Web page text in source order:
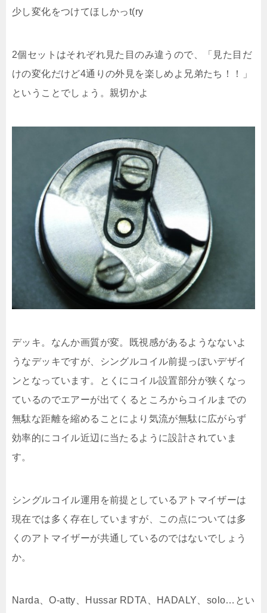
少し変化をつけてほしかっt(ry
2個セットはそれぞれ見た目のみ違うので、「見た目だ
けの変化だけど4通りの外見を楽しめよ兄弟たち！！」
ということでしょう。親切かよ
デッキ。なんか画質が変。既視感があるようなないよ
うなデッキですが、シングルコイル前提っぽいデザイ
ンとなっています。とくにコイル設置部分が狭くなっ
ているのでエアーが出てくるところからコイルまでの
無駄な距離を縮めることにより気流が無駄に広がらず
効率的にコイル近辺に当たるように設計されていま
す。
シングルコイル運用を前提としているアトマイザーは
現在では多く存在していますが、この点については多
くのアトマイザーが共通しているのではないでしょう
か。
Narda、O-atty、Hussar RDTA、HADALY、solo…とい